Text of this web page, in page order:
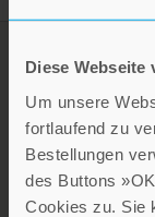
Diese Webseite
Um unsere
fortlaufend zu
Bestellungen
des Buttons
Cookies zu. Sie